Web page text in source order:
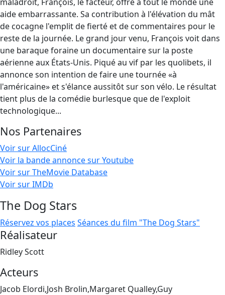
aide embarrassante. Sa contribution à l'élévation du mât
de cocagne l'emplit de fierté et de commentaires pour le
reste de la journée. Le grand jour venu, François voit dans
une baraque foraine un documentaire sur la poste
aérienne aux États-Unis. Piqué au vif par les quolibets, il
annonce son intention de faire une tournée «à
l'américaine» et s'élance aussitôt sur son vélo. Le résultat
tient plus de la comédie burlesque que de l'exploit
technologique...
Nos Partenaires
Voir sur AllocCiné
Voir la bande annonce sur Youtube
Voir sur TheMovie Database
Voir sur IMDb
The Dog Stars
Réservez vos places Séances du film "The Dog Stars"
Réalisateur
Ridley Scott
Acteurs
Jacob Elordi,Josh Brolin,Margaret Qualley,Guy